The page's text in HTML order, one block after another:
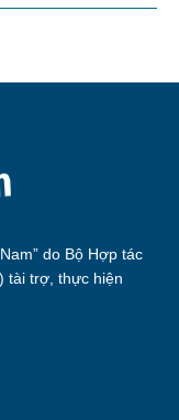
do Bộ Hợp tác
tài trợ, thực hiện